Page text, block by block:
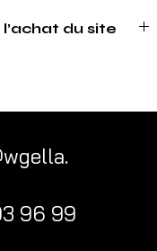
du site
base de site déjà
;
identité visuelle ;
propres photos ou
dans le respect
96 99